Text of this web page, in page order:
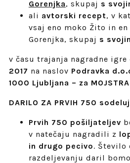
Gorenjka, skupaj s
ali avtorski recept, v
vsaj eno moko Žito in
Gorenjka, skupaj s
v času trajanja nagradne igre
2017 na naslov Podravka
1000 Ljubljana – za MOJSTRA
DARILO ZA PRVIH 750
Prvih 750 pošiljateljev
v natečaju nagradili z
in drugo pecivo. Število
razdeljevanju daril